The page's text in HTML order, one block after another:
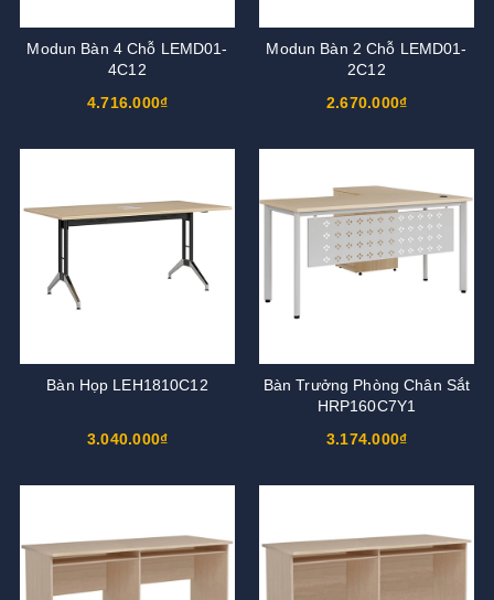
Modun Bàn 4 Chỗ LEMD01-
4C12
4.716.000₫
Modun Bàn 2 Chỗ LEMD01-
2C12
2.670.000₫
Bàn Họp LEH1810C12
3.040.000₫
Bàn Trưởng Phòng Chân Sắt
HRP160C7Y1
3.174.000₫